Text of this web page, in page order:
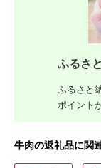
ふるさ
ふるさと
ポイント
牛肉の返礼品に関